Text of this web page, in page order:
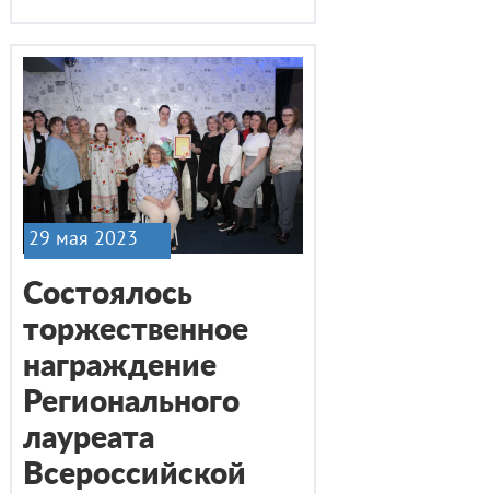
Состоялось
торжественное
награждение
Регионального
лауреата
Всероссийской
29 мая 2023